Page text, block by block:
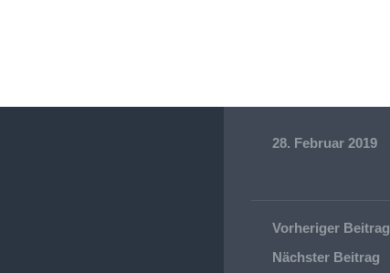
28. Februar 2019
Vorheriger Beitrag
Nächster Beitrag